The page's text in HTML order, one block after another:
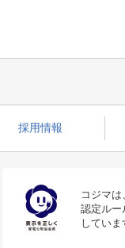
採用情報
コジマ
認定ルー
していま